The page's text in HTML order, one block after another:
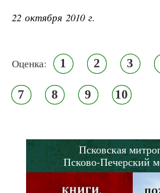
22 октября 2010 г.
Оценка: 1 2 3
7 8 9 10
Псковская
Псково-Печерский